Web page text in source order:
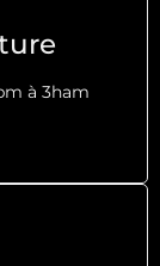
à 3ham